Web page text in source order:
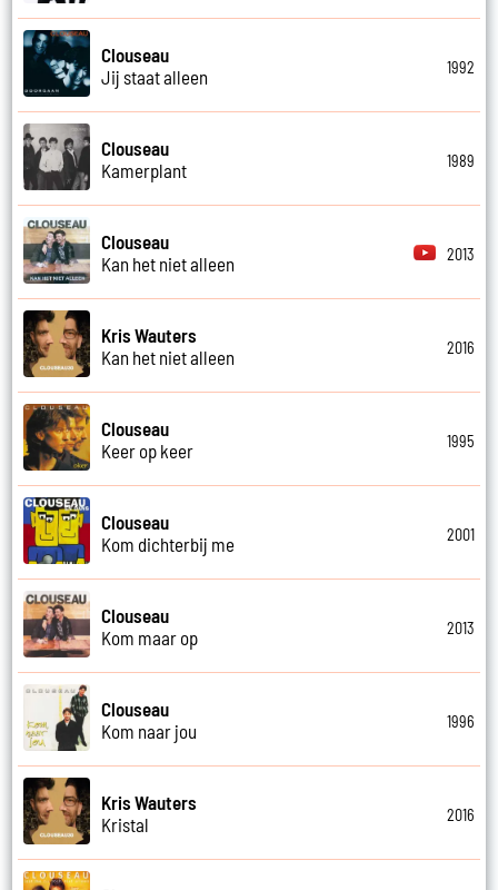
Clouseau
Jij staat alleen
1992
Clouseau
Kamerplant
1989
Clouseau
Kan het niet alleen
2013
Kris Wauters
Kan het niet alleen
2016
Clouseau
Keer op keer
1995
Clouseau
Kom dichterbij me
2001
Clouseau
Kom maar op
2013
Clouseau
Kom naar jou
1996
Kris Wauters
Kristal
2016